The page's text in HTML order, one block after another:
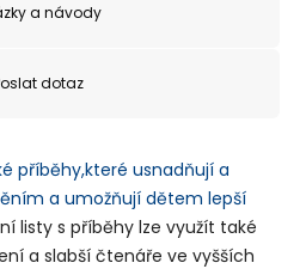
a návody
dotaz
příběhy,které usnadňují a
a umožňují dětem lepší
listy s příběhy lze využít také
a slabší čtenáře ve vyšších